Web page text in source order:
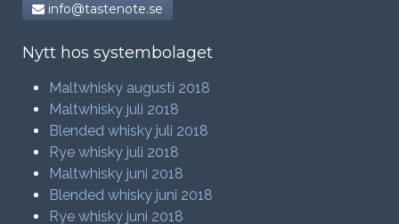
info@tastenote.se
Nytt hos systembolaget
Maltwhisky augusti 2018
Maltwhisky juli 2018
Blended whisky juli 2018
Rye whisky juli 2018
Maltwhisky juni 2018
Blended whisky juni 2018
Rye whisky juni 2018